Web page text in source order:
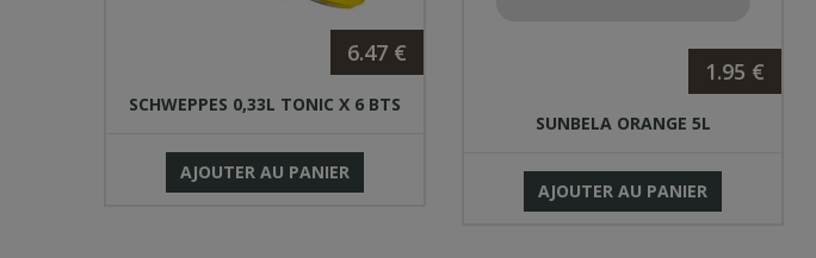
6.47 €
SCHWEPPES 0,33L TONIC X 6 BTS
AJOUTER AU PANIER
1.95 €
SUNBELA ORANGE 5L
AJOUTER AU PANIER